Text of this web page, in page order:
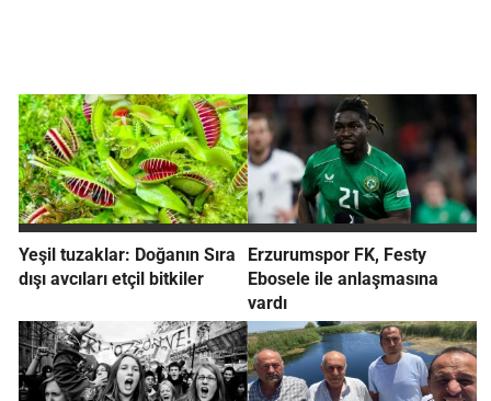
Yeşil tuzaklar: Doğanın Sıra
dışı avcıları etçil bitkiler
Erzurumspor FK, Festy
Ebosele ile anlaşmasına
vardı